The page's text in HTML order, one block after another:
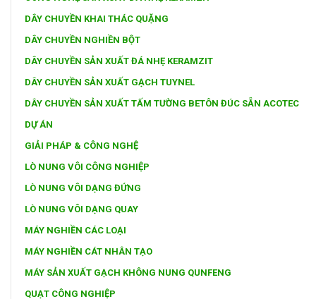
DÂY CHUYỀN KHAI THÁC QUẶNG
DÂY CHUYỀN NGHIỀN BỘT
DÂY CHUYỀN SẢN XUẤT ĐÁ NHẸ KERAMZIT
DÂY CHUYỀN SẢN XUẤT GẠCH TUYNEL
DÂY CHUYỀN SẢN XUẤT TẤM TƯỜNG BETÔN ĐÚC SẴN ACOTEC
DỰ ÁN
GIẢI PHÁP & CÔNG NGHỆ
LÒ NUNG VÔI CÔNG NGHIỆP
LÒ NUNG VÔI DẠNG ĐỨNG
LÒ NUNG VÔI DẠNG QUAY
MÁY NGHIỀN CÁC LOẠI
MÁY NGHIỀN CÁT NHÂN TẠO
MÁY SẢN XUẤT GẠCH KHÔNG NUNG QUNFENG
QUẠT CÔNG NGHIỆP